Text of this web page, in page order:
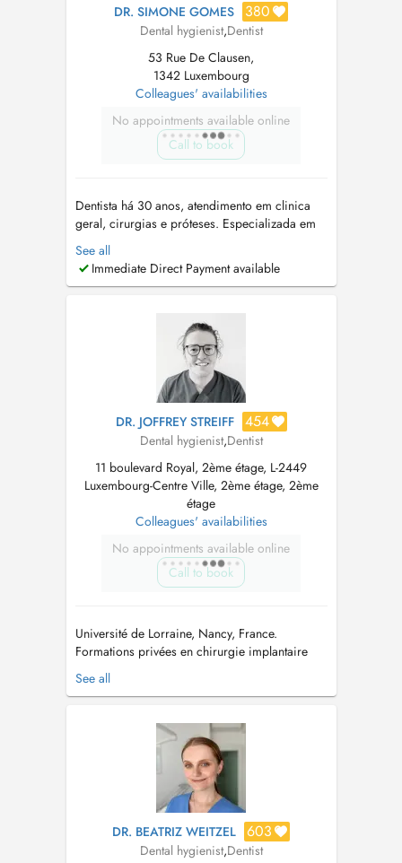
DR. SIMONE GOMES 380
Dental hygienist,Dentist
53 Rue De Clausen,
1342 Luxembourg
Colleagues' availabilities
No appointments available online
Call to book
Dentista há 30 anos, atendimento em clinica
geral, cirurgias e próteses. Especializada em
Ortodontia e Ortopedia Funcional dos
maxilares. Especialista também em disturbios
do sono, como ronco e apnéia do sono.
See all
Immediate Direct Payment available
DR. JOFFREY STREIFF 454
Dental hygienist,Dentist
11 boulevard Royal, 2ème étage, L-2449
Luxembourg-Centre Ville, 2ème étage, 2ème
étage
Colleagues' availabilities
No appointments available online
Call to book
Université de Lorraine, Nancy, France.
Formations privées en chirurgie implantaire
Certificat AFCN/FANC pour l utilisation et l
exploitation de cone beam CT - Université
Grand Duché du Luxembourg => Nous ne
pratiquons que de la chirurgie. => ...
See all
DR. BEATRIZ WEITZEL 603
Dental hygienist,Dentist